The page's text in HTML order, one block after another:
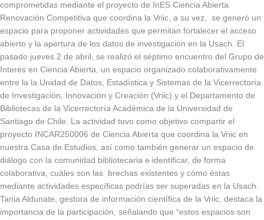
comprometidas mediante el proyecto de InES Ciencia Abierta
Renovación Competitiva que coordina la Vriic, a su vez, se generó un
espacio para proponer actividades que permitan fortalecer el acceso
abierto y la apertura de los datos de investigación en la Usach. El
pasado jueves 2 de abril, se realizó el séptimo encuentro del Grupo de
Interés en Ciencia Abierta, un espacio organizado colaborativamente
entre la la Unidad de Datos, Estadística y Sistemas de la Vicerrectoría
de Investigación, Innovación y Creación (Vriic) y el Departamento de
Bibliotecas de la Vicerrectoría Académica de la Universidad de
Santiago de Chile. La actividad tuvo como objetivo compartir el
proyecto INCAR250006 de Ciencia Abierta que coordina la Vriic en
nuestra Casa de Estudios, así como también generar un espacio de
diálogo con la comunidad bibliotecaria e identificar, de forma
colaborativa, cuáles son las brechas existentes y cómo éstas
mediante actividades específicas podrías ser superadas en la Usach.
Tania Aldunate, gestora de información científica de la Vriic, destaca la
importancia de la participación, señalando que “estos espacios son